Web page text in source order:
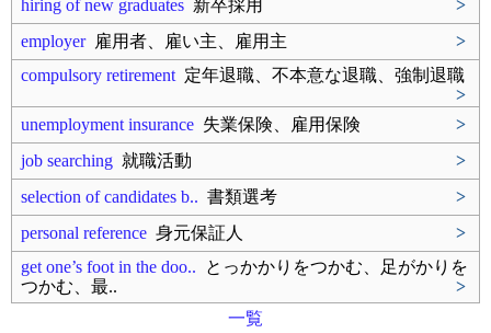
hiring of new graduates 新卒採用
>
employer雇用者、雇い主、雇用主
>
compulsory retirement 定年退職、不本意な退職、強制退職
>
unemployment insurance 失業保険、雇用保険
>
job searching 就職活動
>
selection of candidates b.. 書類選考
>
personal reference 身元保証人
>
get one’s foot in the doo.. とっかかりをつかむ、足がかりを
つかむ、最..
>
一覧